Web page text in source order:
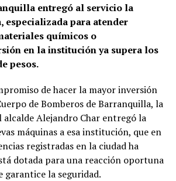
entregó al servicio la
especializada para atender
químicos o
en la institución ya supera los
pesos.
de hacer la mayor inversión
de Bomberos de Barranquilla, la
Alejandro Char entregó la
máquinas a esa institución, que en
registradas en la ciudad ha
dotada para una reacción oportuna
garantice la seguridad.